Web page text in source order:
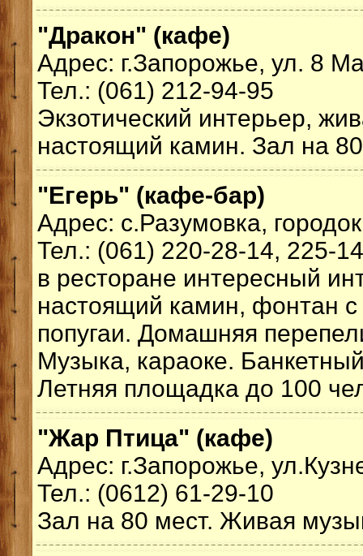
"Дракон" (кафе)
Адрес: г.Запорожье, ул. 8
Тел.: (061) 212-94-95
Экзотический интерьер,
настоящий камин. Зал на
"Егерь" (кафе-бар)
Адрес: с.Разумовка,
Тел.: (061) 220-28-14, 225-
в ресторане интересный
настоящий камин, фонтан
попугаи. Домашняя
Музыка, караоке.
Летняя площадка до 100
"Жар Птица" (кафе)
Адрес: г.Запорожье,
Тел.: (0612) 61-29-10
Зал на 80 мест. Живая